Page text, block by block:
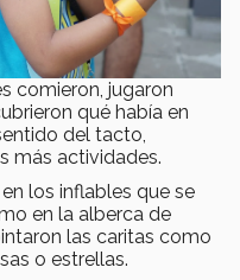
comieron, jugaron
qué había en
del tacto,
más actividades.
los inflables que se
en la alberca de
las caritas como
o estrellas.